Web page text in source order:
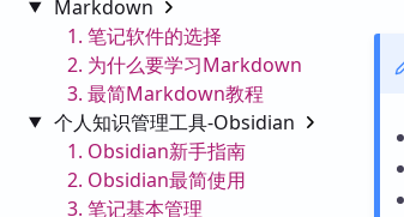
Markdown
1. 笔记软件的选择
2. 为什么要学习Markdown
3. 最简Markdown教程
个人知识管理工具-Obsidian
1. Obsidian新手指南
2. Obsidian最简使用
3. 笔记基本管理